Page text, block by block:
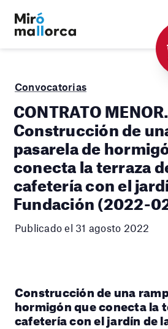
Convocatorias
CONTRATO MENOR.
Construcción de
pasarela de
conecta la terraza
cafetería con el
Fundación (2022-
Publicado el 31 agosto 2022
Construcción de una
hormigón que conecta la
cafetería con el jardín de